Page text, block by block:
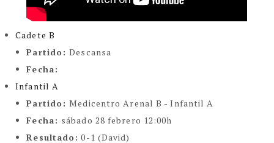
Cadete B
Partido:Descansa
Fecha:
Infantil A
Partido:Medicentro Arenal B - Infantil A
Fecha: sábado 28 febrero 12:00h
Resultado: 0-1 (David)